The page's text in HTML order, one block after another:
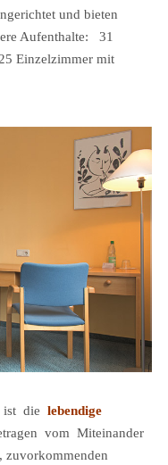
und bieten
Aufenthalte: 31
Einzelzimmer mit
ist die lebendige
vom Miteinander